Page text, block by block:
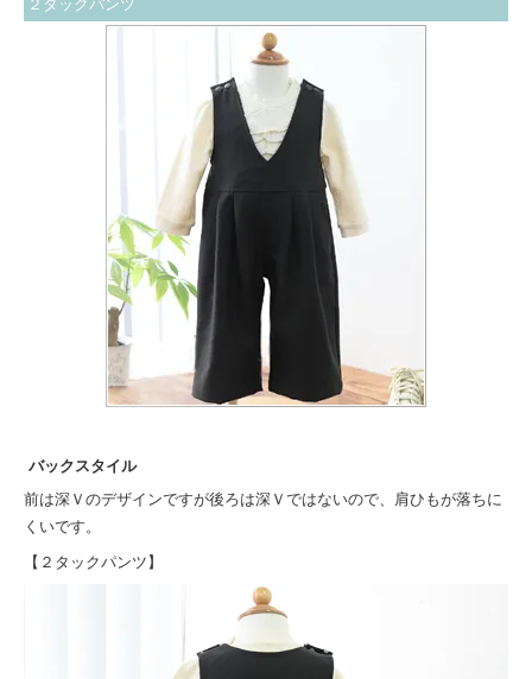
２タックパンツ
バックスタイル
前は深Ｖのデザインですが後ろは深Ｖではないので、肩ひもが落ちに
くいです。
【２タックパンツ】